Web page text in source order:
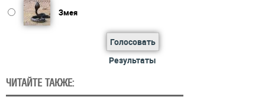
Змея
Голосовать
Результаты
ЧИТАЙТЕ ТАКЖЕ: